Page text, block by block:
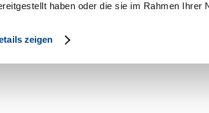
haben oder die sie im Rahmen Ihrer
zeigen